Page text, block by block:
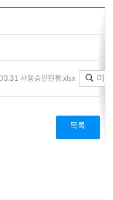
사용승인현황.xlsx 미
목록